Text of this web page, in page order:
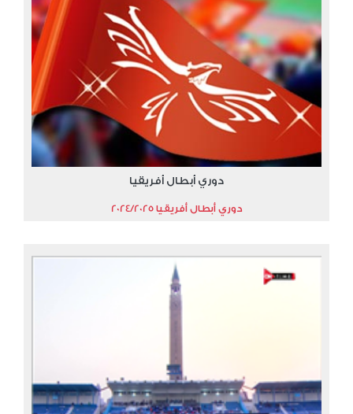
دوري أبطال أفريقيا
دوري أبطال أفريقيا 2024/2025